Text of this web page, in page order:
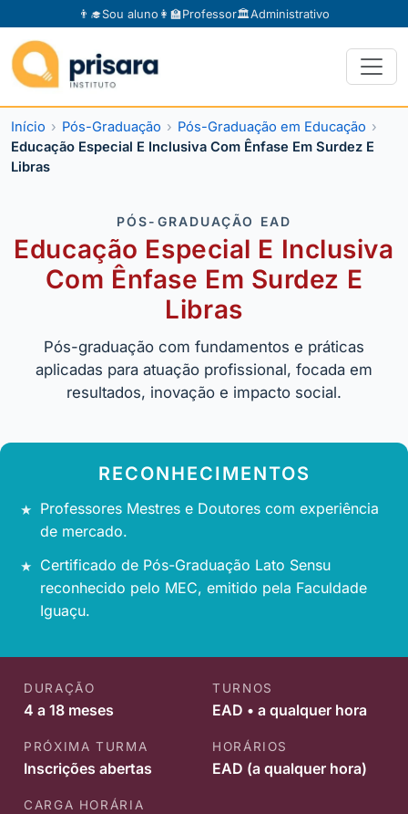
👨‍🎓Sou aluno 👩‍🏫Professor🏛️Administrativo
Início Pós-Graduação
Pós-Graduação em Educação
Educação Especial E Inclusiva Com Ênfase Em Surdez E
Libras
PÓS-GRADUAÇÃO EAD
Educação Especial E Inclusiva
Com Ênfase Em Surdez E
Libras
Pós-graduação com fundamentos e práticas
aplicadas para atuação profissional, focada em
resultados, inovação e impacto social.
RECONHECIMENTOS
Professores Mestres e Doutores com experiência
de mercado.
Certificado de Pós-Graduação Lato Sensu
reconhecido pelo MEC, emitido pela Faculdade
Iguaçu.
DURAÇÃO
4 a 18 meses
TURNOS
EAD • a qualquer hora
PRÓXIMA TURMA
Inscrições abertas
HORÁRIOS
EAD (a qualquer hora)
CARGA HORÁRIA